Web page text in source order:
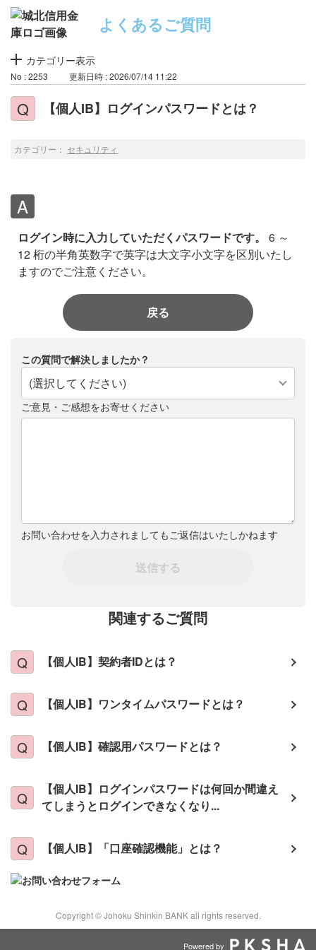
よくあるご質問
カテゴリー表示
No : 2253 更新日時 : 2026/07/14 11:22
【個人IB】ログインパスワードとは？
カテゴリー： セキュリティ
ログイン時に入力していただくパスワードです。
6 ～
12 桁の半角英数字で英字は大文字小文字を区別いたし
ますのでご注意ください。
戻る
この質問で解決しましたか？
(選択してください)
ご意見・ご感想をお寄せください
お問い合わせを入力されましてもご返信はいたしかねます
送信する
関連するご質問
【個人IB】契約者IDとは？
【個人IB】ワンタイムパスワードとは？
【個人IB】確認用パスワードとは？
【個人IB】ログインパスワードは何回か間違え
てしまうとログインできなくなり...
【個人IB】「口座確認機能」とは？
Copyright © Johoku Shinkin BANK all rights reserved.
Powered by